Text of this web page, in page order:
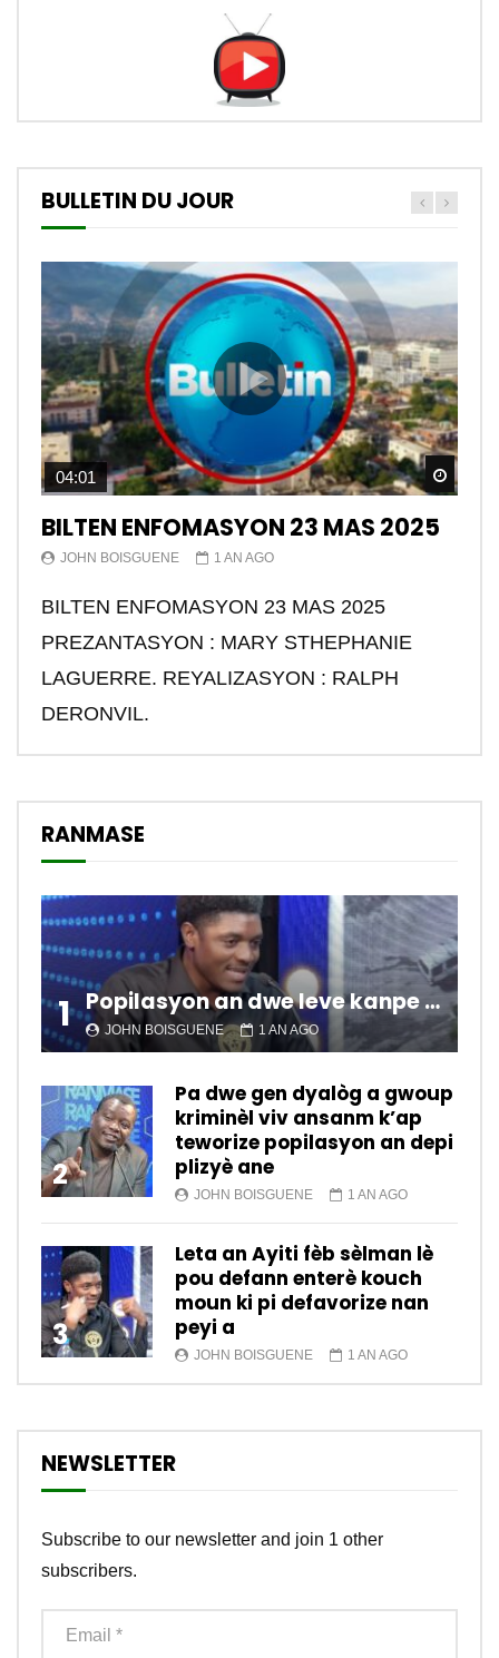
BULLETIN DU JOUR
04:01
BILTEN ENFOMASYON 23 MAS 2025
JOHN BOISGUENE 1 AN AGO
BILTEN ENFOMASYON 23 MAS 2025
PREZANTASYON : MARY STHEPHANIE
LAGUERRE. REYALIZASYON : RALPH
DERONVIL.
RANMASE
1 Popilasyon an dwe leve kanpe pou chanje sitiyasyon kawotik l’ap viv nan peyi a.
JOHN BOISGUENE 1 AN AGO
2
Pa dwe gen dyalòg a gwoup
kriminèl viv ansanm k’ap
teworize popilasyon an depi
plizyè ane
JOHN BOISGUENE 1 AN AGO
3
Leta an Ayiti fèb sèlman lè
pou defann enterè kouch
moun ki pi defavorize nan
peyi a
JOHN BOISGUENE 1 AN AGO
NEWSLETTER
Subscribe to our newsletter and join 1 other
subscribers.